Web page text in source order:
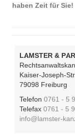
haben Zeit für Sie!
LAMSTER &
Kaiser-Joseph-
79098 Freiburg
Telefon 0761 - 5
Telefax 0761 - 5
info@lamster-